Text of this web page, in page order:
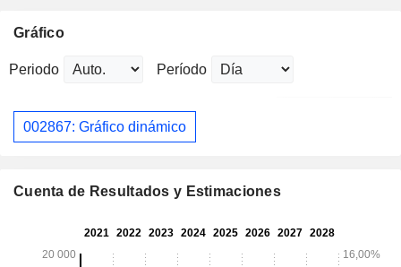
Gráfico
Periodo Período
002867: Gráfico dinámico
Cuenta de Resultados y Estimaciones